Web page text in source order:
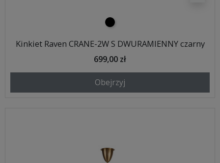
czarny
Kinkiet Raven CRANE-2W S DWURAMIENNY czarny
699,00 zł
Obejrzyj